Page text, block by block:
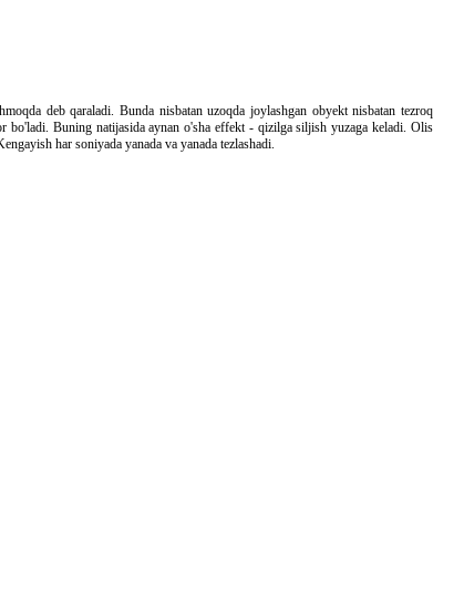
deb qaraladi. Bunda nisbatan uzoqda joylashgan obyekt nisbatan tezroq
bo'ladi. Buning natijasida aynan o'sha effekt - qizilga siljish yuzaga keladi. Olis
har soniyada yanada va yanada tezlashadi.